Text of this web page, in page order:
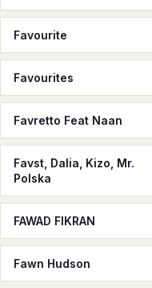
Favourite
Favourites
Favretto Feat Naan
Favst, Dalia, Kizo, Mr.
Polska
FAWAD FIKRAN
Fawn Hudson